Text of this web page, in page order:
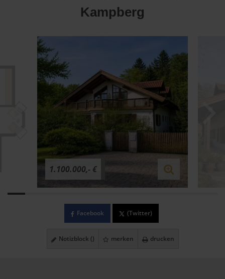
Kampberg
1.100.000,- €
Facebook (Twitter)
Notizblock () merken drucken